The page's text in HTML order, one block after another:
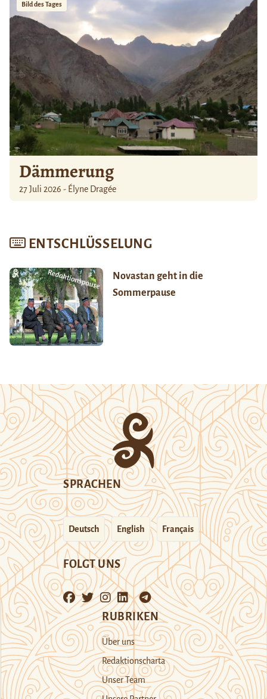
Bild des Tages
Dämmerung
27 Juli 2026 - Élyne Dragée
ENTSCHLÜSSELUNG
Novastan geht in die
Sommerpause
SPRACHEN
Deutsch English Français
FOLGT UNS
RUBRIKEN
Über uns
Redaktionscharta
Unser Team